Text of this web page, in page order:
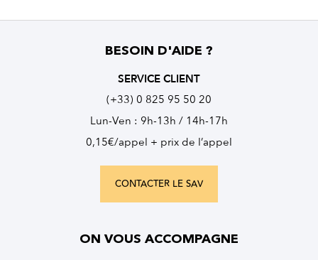
BESOIN D'AIDE ?
SERVICE CLIENT
(+33) 0 825 95 50 20
Lun-Ven : 9h-13h / 14h-17h
0,15€/appel + prix de l’appel
CONTACTER LE SAV
ON VOUS ACCOMPAGNE